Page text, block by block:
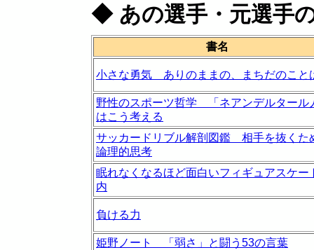
◆ あの選手・元選手
書名
小さな勇気 ありのままの、まちだのこと
野性のスポーツ哲学 「ネアンデルタール
はこう考える
サッカードリブル解剖図鑑 相手を抜くた
論理的思考
眠れなくなるほど面白いフィギュアスケー
内
負ける力
姫野ノート 「弱さ」と闘う53の言葉